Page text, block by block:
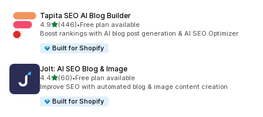
Tapita SEO AI Blog Builder
4.9滿分 5 顆星
(446)
共有 446 則評價
•Free plan available
Boost rankings with AI blog post generation & AI SEO Optimizer
Built for Shopify
Jolt: AI SEO Blog & Image
4.4滿分 5 顆星
(60)
共有 60 則評價
•Free plan available
Improve SEO with automated blog & image content creation
Built for Shopify